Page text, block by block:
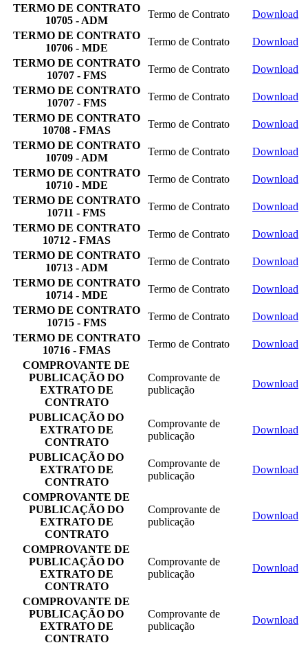
TERMO DE CONTRATO
10705 - ADM
Termo de Contrato
Download
TERMO DE CONTRATO
10706 - MDE
Termo de Contrato
Download
TERMO DE CONTRATO
10707 - FMS
Termo de Contrato
Download
TERMO DE CONTRATO
10707 - FMS
Termo de Contrato
Download
TERMO DE CONTRATO
10708 - FMAS
Termo de Contrato
Download
TERMO DE CONTRATO
10709 - ADM
Termo de Contrato
Download
TERMO DE CONTRATO
10710 - MDE
Termo de Contrato
Download
TERMO DE CONTRATO
10711 - FMS
Termo de Contrato
Download
TERMO DE CONTRATO
10712 - FMAS
Termo de Contrato
Download
TERMO DE CONTRATO
10713 - ADM
Termo de Contrato
Download
TERMO DE CONTRATO
10714 - MDE
Termo de Contrato
Download
TERMO DE CONTRATO
10715 - FMS
Termo de Contrato
Download
TERMO DE CONTRATO
10716 - FMAS
Termo de Contrato
Download
COMPROVANTE DE
PUBLICAÇÃO DO
EXTRATO DE
CONTRATO
Comprovante de
publicação
Download
PUBLICAÇÃO DO
EXTRATO DE
CONTRATO
Comprovante de
publicação
Download
PUBLICAÇÃO DO
EXTRATO DE
CONTRATO
Comprovante de
publicação
Download
COMPROVANTE DE
PUBLICAÇÃO DO
EXTRATO DE
CONTRATO
Comprovante de
publicação
Download
COMPROVANTE DE
PUBLICAÇÃO DO
EXTRATO DE
CONTRATO
Comprovante de
publicação
Download
COMPROVANTE DE
PUBLICAÇÃO DO
EXTRATO DE
CONTRATO
Comprovante de
publicação
Download